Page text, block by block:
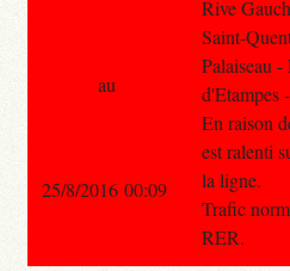
Rive
Saint-
Palaiseau
d'Etampes
En raison
est ralenti
la ligne.
Trafic
RER.
au
25/8/2016 00:09